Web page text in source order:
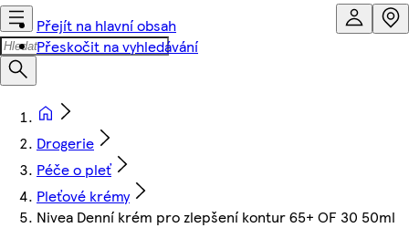
Přejít na hlavní obsah
Přeskočit na vyhledávání
Drogerie
Péče o pleť
Pleťové krémy
Nivea Denní krém pro zlepšení kontur 65+ OF 30 50ml